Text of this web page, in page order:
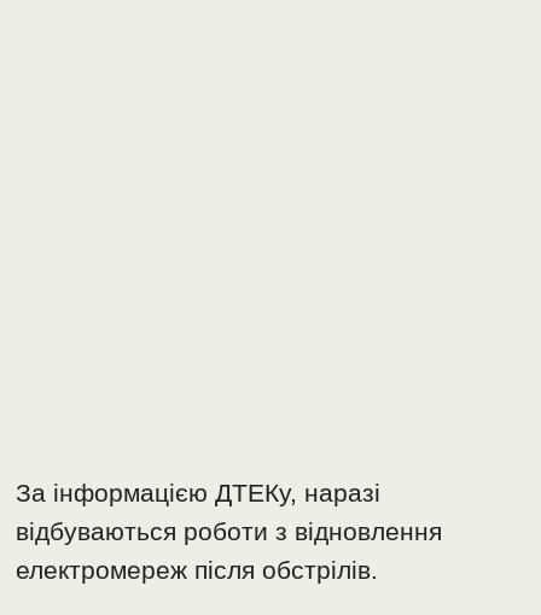
За інформацією ДТЕКу, наразі
відбуваються роботи з відновлення
електромереж після обстрілів.